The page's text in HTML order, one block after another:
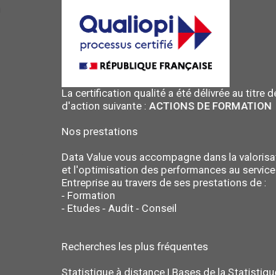
La certification qualité a été délivrée au titre
d'action suivante : ACTIONS DE FORMATION
Nos prestations
Data Value vous accompagne dans la
et l'optimisation des performances au
Entreprise au travers de ses prestations de :
- Formation
- Etudes - Audit - Conseil
Recherches les plus fréquentes
Statistique à distance| Bases de la